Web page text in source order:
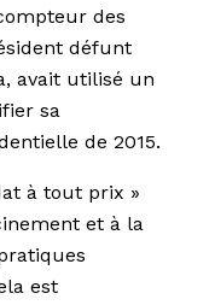
des
défunt
avait utilisé un
sa
de 2015.
à tout prix »
et à la
est